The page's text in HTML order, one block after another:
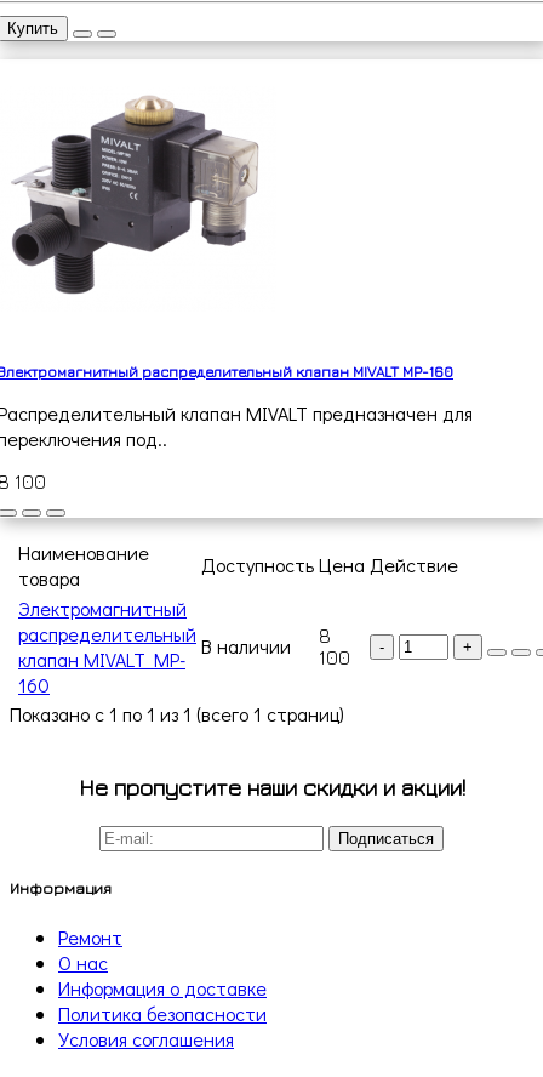
Купить
распределительный клапан MIVALT MP-160
клапан MIVALT предназначен для
под..
100
Наименование
товара
ДоступностьЦена Действие
Электромагнитный
распределительный
клапан MIVALT MP-
160
В наличии
8
100
- +
Показано с 1 по 1 из 1 (всего 1 страниц)
Не пропустите наши скидки и акции!
Подписаться
Информация
Ремонт
О нас
Информация о доставке
Политика безопасности
Условия соглашения